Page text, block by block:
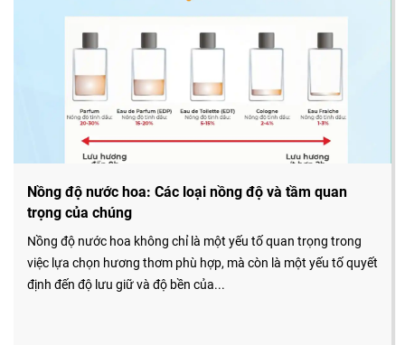
Nồng độ nước hoa: Các loại nồng độ và tầm quan
trọng của chúng
Nồng độ nước hoa không chỉ là một yếu tố quan trọng trong
việc lựa chọn hương thơm phù hợp, mà còn là một yếu tố quyết
định đến độ lưu giữ và độ bền của...